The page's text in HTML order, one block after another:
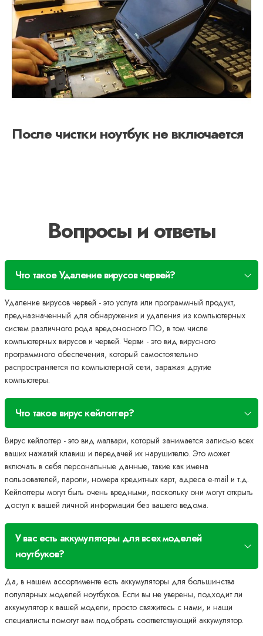
После чистки ноутбук не включается
Вопросы и ответы
Что такое Удаление вирусов червей?
Удаление вирусов червей - это услуга или программный продукт,
предназначенный для обнаружения и удаления из компьютерных
систем различного рода вредоносного ПО, в том числе
компьютерных вирусов и червей. Черви - это вид вирусного
программного обеспечения, который самостоятельно
распространяется по компьютерной сети, заражая другие
компьютеры.
Что такое вирус кейлоггер?
Вирус кейлоггер - это вид малвари, который занимается записью всех
ваших нажатий клавиш и передачей их нарушителю. Это может
включать в себя персональные данные, такие как имена
пользователей, пароли, номера кредитных карт, адреса e-mail и т.д.
Кейлоггеры могут быть очень вредными, поскольку они могут открыть
доступ к вашей личной информации без вашего ведома.
У вас есть аккумуляторы для всех моделей
ноутбуков?
Да, в нашем ассортименте есть аккумуляторы для большинства
популярных моделей ноутбуков. Если вы не уверены, подходит ли
аккумулятор к вашей модели, просто свяжитесь с нами, и наши
специалисты помогут вам подобрать соответствующий аккумулятор.